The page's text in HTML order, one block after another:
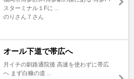
スターミナル１Fに ...
のりさん７さん
オール下道で帯広へ
月イチの釧路通院後 高速を使わずに帯広
へ まず白糠の道 ...